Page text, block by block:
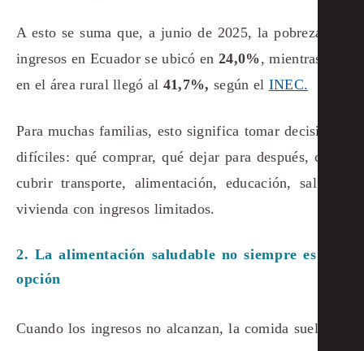
A esto se suma que, a junio de 2025, la pobreza por
ingresos en Ecuador se ubicó en24,0%, mientras que
en el área rural llegó al 41,7%, según el INEC.
Para muchas familias, esto significa tomar decisiones
difíciles: qué comprar, qué dejar para después, cómo
cubrir transporte, alimentación, educación, salud y
vivienda con ingresos limitados.
2. La alimentación saludable no siempre es una
opción
Cuando los ingresos no alcanzan, la comida suele ser